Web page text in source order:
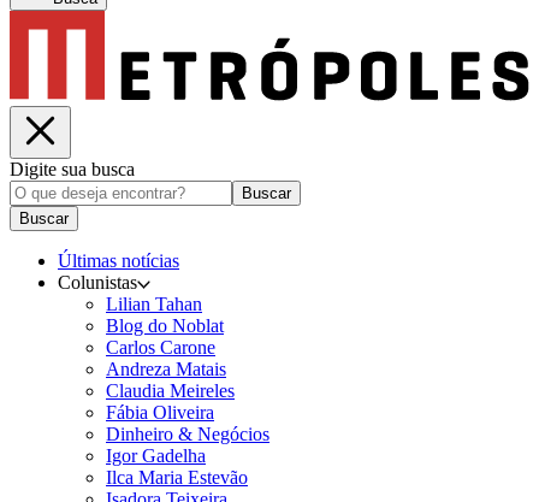
Digite sua busca
Buscar
Buscar
Últimas notícias
Colunistas
Lilian Tahan
Blog do Noblat
Carlos Carone
Andreza Matais
Claudia Meireles
Fábia Oliveira
Dinheiro & Negócios
Igor Gadelha
Ilca Maria Estevão